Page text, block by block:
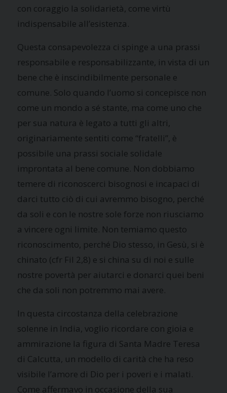
con coraggio la solidarietà, come virtù
indispensabile all’esistenza.
Questa consapevolezza ci spinge a una prassi
responsabile e responsabilizzante, in vista di un
bene che è inscindibilmente personale e
comune. Solo quando l’uomo si concepisce non
come un mondo a sé stante, ma come uno che
per sua natura è legato a tutti gli altri,
originariamente sentiti come “fratelli”, è
possibile una prassi sociale solidale
improntata al bene comune. Non dobbiamo
temere di riconoscerci bisognosi e incapaci di
darci tutto ciò di cui avremmo bisogno, perché
da soli e con le nostre sole forze non riusciamo
a vincere ogni limite. Non temiamo questo
riconoscimento, perché Dio stesso, in Gesù, si è
chinato (cfr Fil 2,8) e si china su di noi e sulle
nostre povertà per aiutarci e donarci quei beni
che da soli non potremmo mai avere.
In questa circostanza della celebrazione
solenne in India, voglio ricordare con gioia e
ammirazione la figura di Santa Madre Teresa
di Calcutta, un modello di carità che ha reso
visibile l’amore di Dio per i poveri e i malati.
Come affermavo in occasione della sua